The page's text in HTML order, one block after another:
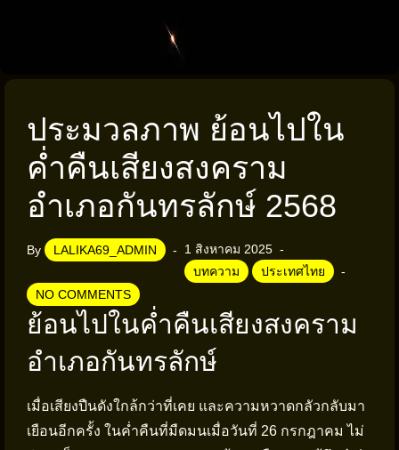
ประมวลภาพ ย้อนไปใน
ค่ำคืนเสียงสงคราม
อำเภอกันทรลักษ์ 2568
By LALIKA69_ADMIN
1 สิงหาคม 2025
บทความ
ประเทศไทย
NO COMMENTS
ย้อนไปในค่ำคืนเสียงสงคราม
อำเภอกันทรลักษ์
เมื่อเสียงปืนดังใกล้กว่าที่เคย และความหวาดกลัวกลับมา
เยือนอีกครั้ง ในค่ำคืนที่มืดมนเมื่อวันที่ 26 กรกฎาคม ไม่